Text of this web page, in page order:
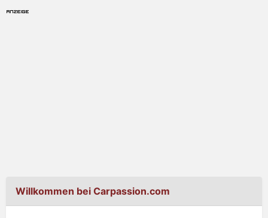
Willkommen bei Carpassion.com